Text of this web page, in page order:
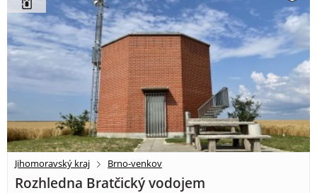
Jihomoravský kraj Brno-venkov
Rozhledna Bratčický vodojem